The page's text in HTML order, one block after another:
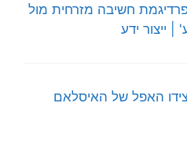
חשיבה מזרחית מול
| ייצור ידע
האפל של האיסלאם